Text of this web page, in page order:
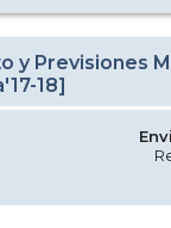
y Previsiones
18]